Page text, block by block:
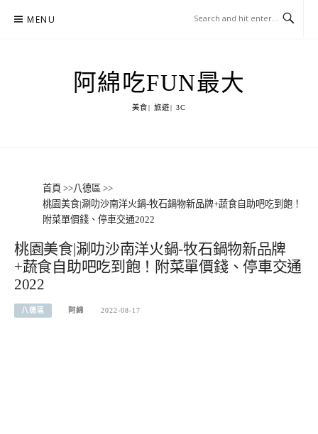
MENU
阿綿吃FUN最大
美食| 旅遊| 3C
首頁 >>八德區 >>
桃園美食|涮叻沙南洋火鍋-牧石鍋物新品牌+蔬食自助吧吃到飽！
附菜單價錢、停車交通2022
桃園美食|涮叻沙南洋火鍋-牧石鍋物新品牌
+蔬食自助吧吃到飽！附菜單價錢、停車交通
2022
八德區 阿綿 2022-08-17